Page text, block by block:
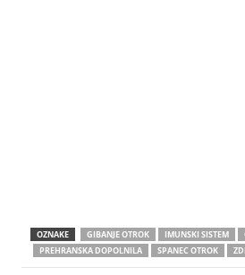
OZNAKE GIBANJE OTROK IMUNSKI SISTEM
PREHRANSKA DOPOLNILA
SPANEC OTROK